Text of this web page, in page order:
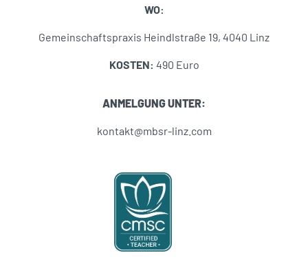
WO:
Gemeinschaftspraxis Heindlstraße 19, 4040 Linz
KOSTEN: 490 Euro
ANMELGUNG UNTER:
kontakt@mbsr-linz.com